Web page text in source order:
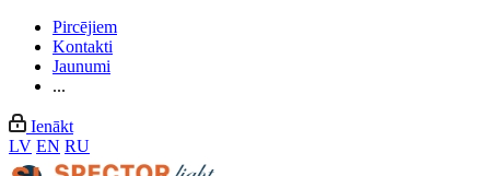
Pircējiem
Kontakti
Jaunumi
...
Ienākt
LV EN RU